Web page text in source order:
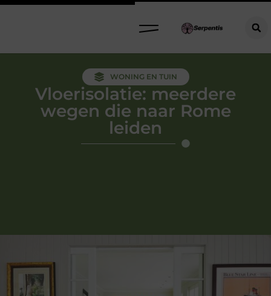
WONING EN TUIN
Vloerisolatie: meerdere
wegen die naar Rome
leiden